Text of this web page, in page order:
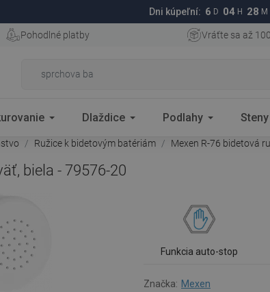
Dni kúpeľní: 6 D 04 H 28 M
Pohodlné platby Vráťte sa až
Dlaždice Podlahy Steny
Ružice k bidetovým batériám Mexen R-76 bidetová
biela - 79576-20
Funkcia auto-stop
Značka: Mexen